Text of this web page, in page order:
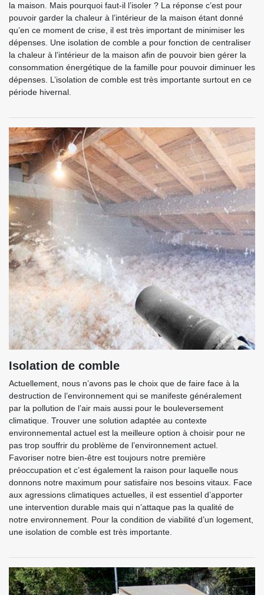
la maison. Mais pourquoi faut-il l’isoler ? La réponse c’est pour
pouvoir garder la chaleur à l’intérieur de la maison étant donné
qu’en ce moment de crise, il est très important de minimiser les
dépenses. Une isolation de comble a pour fonction de centraliser
la chaleur à l’intérieur de la maison afin de pouvoir bien gérer la
consommation énergétique de la famille pour pouvoir diminuer les
dépenses. L’isolation de comble est très importante surtout en ce
période hivernal.
Isolation de comble
Actuellement, nous n’avons pas le choix que de faire face à la
destruction de l’environnement qui se manifeste généralement
par la pollution de l’air mais aussi pour le bouleversement
climatique. Trouver une solution adaptée au contexte
environnemental actuel est la meilleure option à choisir pour ne
pas trop souffrir du problème de l’environnement actuel.
Favoriser notre bien-être est toujours notre première
préoccupation et c’est également la raison pour laquelle nous
donnons notre maximum pour satisfaire nos besoins vitaux. Face
aux agressions climatiques actuelles, il est essentiel d’apporter
une intervention durable mais qui n’attaque pas la qualité de
notre environnement. Pour la condition de viabilité d’un logement,
une isolation de comble est très importante.